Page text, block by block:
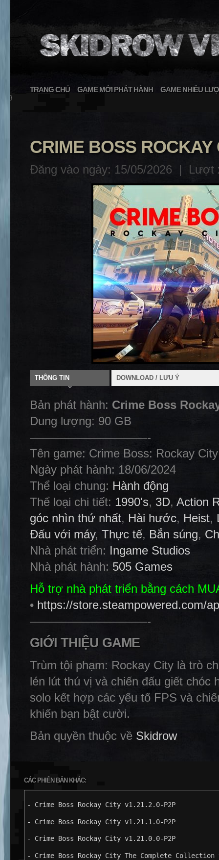
TRANG CHỦ GAME MỚI PHÁT HÀNH GAME NHIỀU
}
CRIME BOSS ROCKAY
Đăng vào ngày: 15/05/2026 | Lượt
THÔNG TIN DOWNLOAD / LƯU Ý
Bản phát hành: Crime Boss
Dung lượng: 90 GB
——————————-
Tên game: Crime Boss: Rockay City
Ngày phát hành: 18/06/2024
Thể loại chung: Hành động
Thể loại chi tiết: 1990's, 3D, Action
góc nhìn thứ nhất, Hài hước, Heist,
Đấu với máy, Thực tế, Bắn súng,
Nhà phát triển: Ingame Studios
Nhà phát hành: 505 Games
Hỗ trợ nhà phát triển bằng cách
• https://store.steampowered.com/
——————————-
GIỚI THIỆU GAME
Trùm tội phạm: Rockay City là trò
lén lút thú vị và chiến đấu giết chóc
solo kết hợp các yếu tố FPS và
khiến bạn bật cười.
Bản quyền thuộc về Skidrow
CÁC PHIÊN BẢN KHÁC:
- Crime Boss Rockay City v1.21.2.0-P2P
- Crime Boss Rockay City v1.21.1.0-P2P
- Crime Boss Rockay City v1.21.0.0-P2P
- Crime Boss Rockay City The Complete Collection